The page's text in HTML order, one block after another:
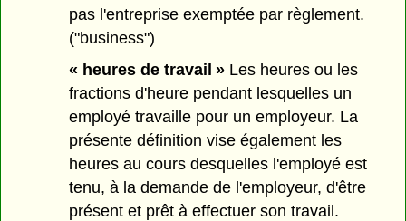
pas l'entreprise exemptée par règlement.
("business")
« heures de travail » Les heures ou les
fractions d'heure pendant lesquelles un
employé travaille pour un employeur. La
présente définition vise également les
heures au cours desquelles l'employé est
tenu, à la demande de l'employeur, d'être
présent et prêt à effectuer son travail.